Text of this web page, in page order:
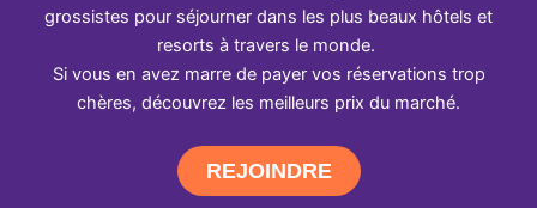
grossistes pour séjourner dans les plus beaux hôtels et
resorts à travers le monde.
Si vous en avez marre de payer vos réservations trop
chères, découvrez les meilleurs prix du marché.
REJOINDRE